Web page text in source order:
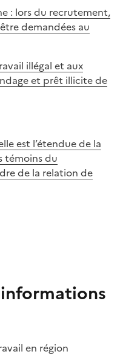
: lors du recrutement,
demandées au
illégal et aux
et prêt illicite de
est l’étendue de la
témoins du
de la relation de
en région